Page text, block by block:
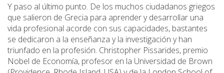
Y paso al último punto. De los muchos ciudadanos griegos
que salieron de Grecia para aprender y desarrollar una
vida profesional acorde con sus capacidades, bastantes
se dedicaron a la enseñanza y la investigación y han
triunfado en la profesión. Christopher Pissarides, premio
Nobel de Economía, profesor en la Universidad de Brown